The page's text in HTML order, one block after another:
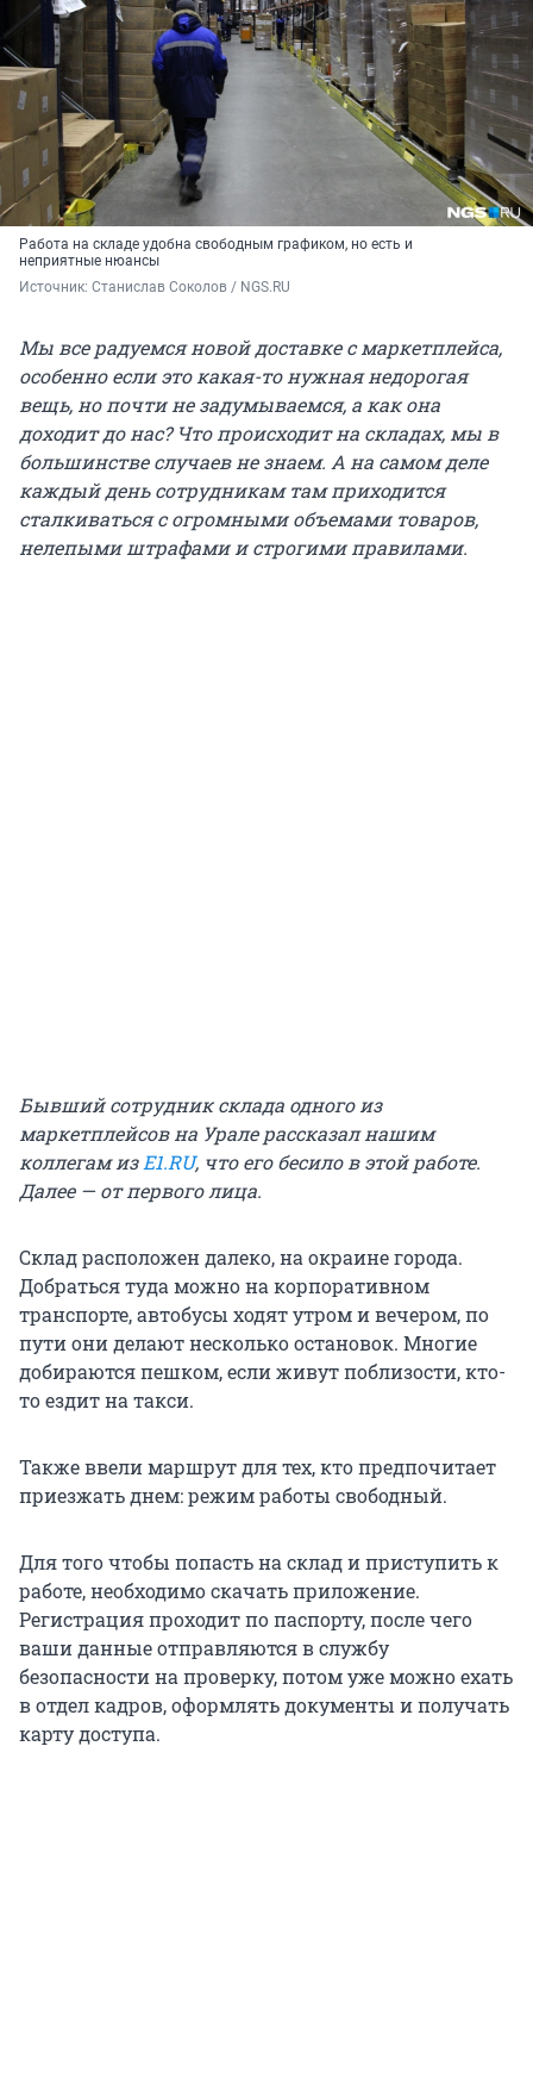
Работа на складе удобна свободным графиком, но есть и
неприятные нюансы
Источник: Станислав Соколов / NGS.RU
Мы все радуемся новой доставке с маркетплейса,
особенно если это какая-то нужная недорогая
вещь, но почти не задумываемся, а как она
доходит до нас? Что происходит на складах, мы в
большинстве случаев не знаем. А на самом деле
каждый день сотрудникам там приходится
сталкиваться с огромными объемами товаров,
нелепыми штрафами и строгими правилами.
Бывший сотрудник склада одного из
маркетплейсов на Урале рассказал нашим
коллегам изЕ1.RU, что его бесило в этой работе.
Далее — от первого лица.
Склад расположен далеко, на окраине города.
Добраться туда можно на корпоративном
транспорте, автобусы ходят утром и вечером, по
пути они делают несколько остановок. Многие
добираются пешком, если живут поблизости, кто-
то ездит на такси.
Также ввели маршрут для тех, кто предпочитает
приезжать днем: режим работы свободный.
Для того чтобы попасть на склад и приступить к
работе, необходимо скачать приложение.
Регистрация проходит по паспорту, после чего
ваши данные отправляются в службу
безопасности на проверку, потом уже можно ехать
в отдел кадров, оформлять документы и получать
карту доступа.